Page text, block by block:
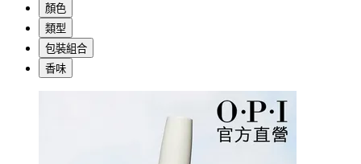
顏色
類型
包裝組合
香味